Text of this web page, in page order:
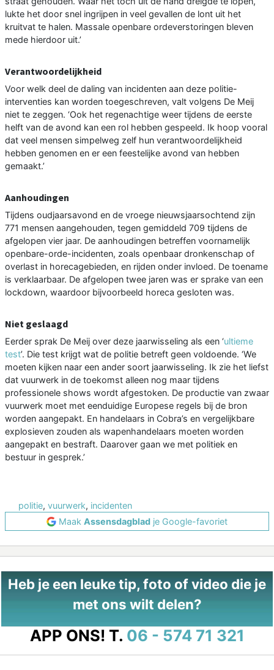
lukte het door snel ingrijpen in veel gevallen de lont uit het
kruitvat te halen. Massale openbare ordeverstoringen bleven
mede hierdoor uit.’
Verantwoordelijkheid
Voor welk deel de daling van incidenten aan deze politie-
interventies kan worden toegeschreven, valt volgens De Meij
niet te zeggen. ‘Ook het regenachtige weer tijdens de eerste
helft van de avond kan een rol hebben gespeeld. Ik hoop vooral
dat veel mensen simpelweg zelf hun verantwoordelijkheid
hebben genomen en er een feestelijke avond van hebben
gemaakt.’
Aanhoudingen
Tijdens oudjaarsavond en de vroege nieuwsjaarsochtend zijn
771 mensen aangehouden, tegen gemiddeld 709 tijdens de
afgelopen vier jaar. De aanhoudingen betreffen voornamelijk
openbare-orde-incidenten, zoals openbaar dronkenschap of
overlast in horecagebieden, en rijden onder invloed. De toename
is verklaarbaar. De afgelopen twee jaren was er sprake van een
lockdown, waardoor bijvoorbeeld horeca gesloten was.
Niet geslaagd
Eerder sprak De Meij over deze jaarwisseling als een ‘ultieme
test’. Die test krijgt wat de politie betreft geen voldoende. ‘We
moeten kijken naar een ander soort jaarwisseling. Ik zie het liefst
dat vuurwerk in de toekomst alleen nog maar tijdens
professionele shows wordt afgestoken. De productie van zwaar
vuurwerk moet met eenduidige Europese regels bij de bron
worden aangepakt. En handelaars in Cobra’s en vergelijkbare
explosieven zouden als wapenhandelaars moeten worden
aangepakt en bestraft. Daarover gaan we met politiek en
bestuur in gesprek.’
politie, vuurwerk, incidenten
Maak Assensdagblad je Google-favoriet
Heb je een leuke tip, foto of video die je
met ons wilt delen?
APP ONS! T. 06 - 574 71 321